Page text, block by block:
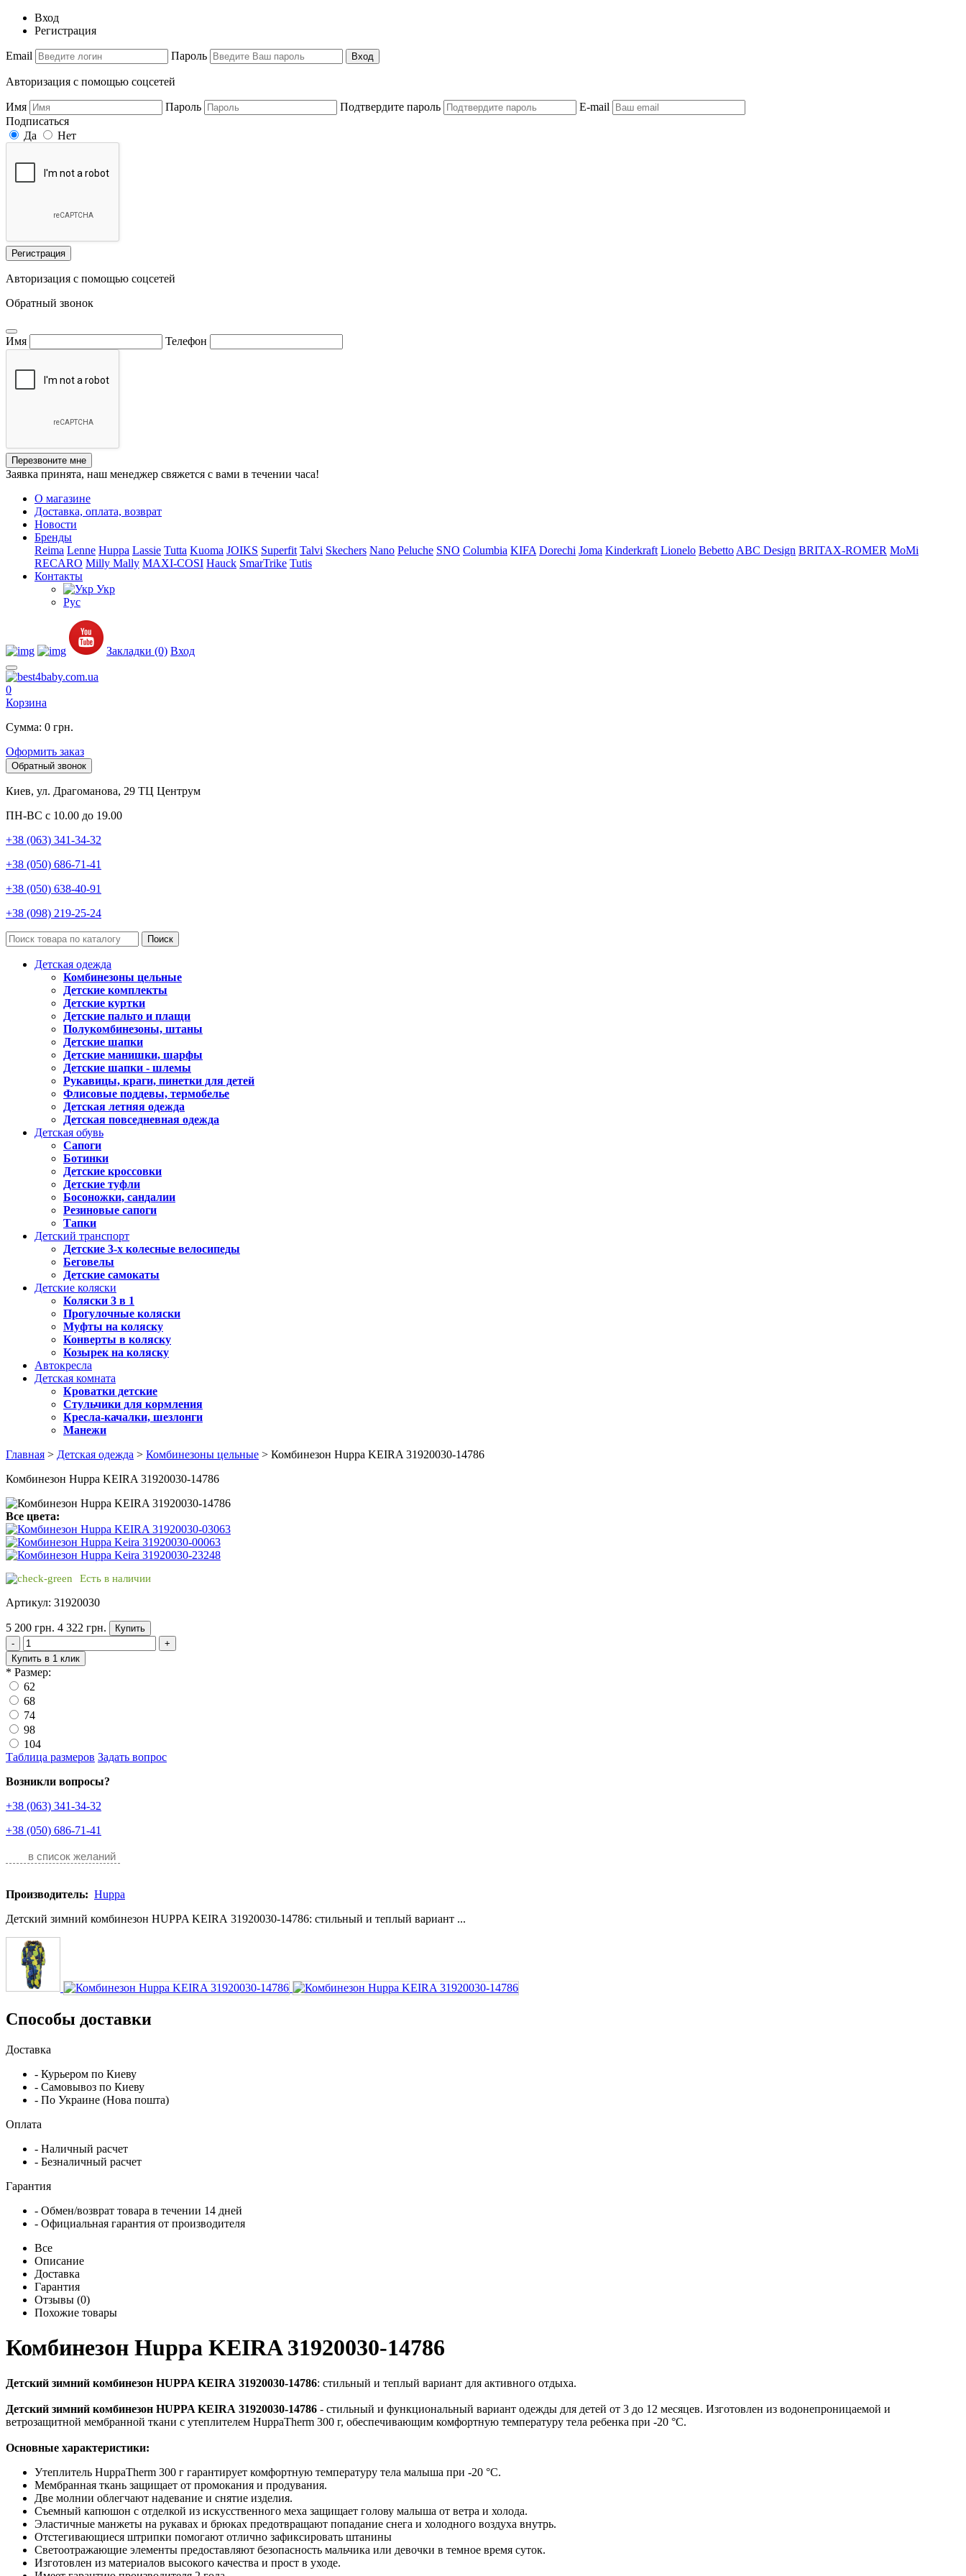
Вход
Регистрация
Email Пароль Вход
Авторизация с помощью соцсетей
Имя Пароль Подтвердите пароль
E-mail
Подписаться
Да
Нет
Регистрация
Авторизация с помощью соцсетей
Обратный звонок
Имя Телефон
Перезвоните мне
Заявка принята, наш менеджер свяжется с вами в течении часа!
О магазине
Доставка, оплата, возврат
Новости
Бренды
Reima Lenne Huppa Lassie Tutta Kuoma JOIKS Superfit Talvi Skechers Nano Peluche SNO Columbia KIFA Dorechi Joma Kinderkraft Lionelo Bebetto ABC Design BRITAX-ROMER MoMi
RECARO Milly Mally MAXI-COSI Hauck SmarTrike Tutis
Контакты
Укр
Рус
Закладки (0) Вход
0
Корзина
Сумма: 0 грн.
Оформить заказ
Обратный звонок
Киев, ул. Драгоманова, 29 ТЦ Центрум
ПН-ВС с 10.00 до 19.00
+38 (063) 341-34-32
+38 (050) 686-71-41
+38 (050) 638-40-91
+38 (098) 219-25-24
Поиск
Детская одежда
Комбинезоны цельные
Детские комплекты
Детские куртки
Детские пальто и плащи
Полукомбинезоны, штаны
Детские шапки
Детские манишки, шарфы
Детские шапки - шлемы
Рукавицы, краги, пинетки для детей
Флисовые поддевы, термобелье
Детская летняя одежда
Детская повседневная одежда
Детская обувь
Сапоги
Ботинки
Детские кроссовки
Детские туфли
Босоножки, сандалии
Резиновые сапоги
Тапки
Детский транспорт
Детские 3-х колесные велосипеды
Беговелы
Детские самокаты
Детские коляски
Коляски 3 в 1
Прогулочные коляски
Муфты на коляску
Конверты в коляску
Козырек на коляску
Автокресла
Детская комната
Кроватки детские
Стульчики для кормления
Кресла-качалки, шезлонги
Манежи
Главная > Детская одежда > Комбинезоны цельные > Комбинезон Huppa KEIRA 31920030-14786
Комбинезон Huppa KEIRA 31920030-14786
Все цвета:
Есть в наличии
Артикул: 31920030
5 200 грн. 4 322 грн.
Купить
-
+
Купить в 1 клик
* Размер:
62
68
74
98
104
Таблица размеров Задать вопрос
Возникли вопросы?
+38 (063) 341-34-32
+38 (050) 686-71-41
в список желаний
Производитель: Huppa
Детский зимний комбинезон HUPPA KEIRA 31920030-14786: стильный и теплый вариант ...
Способы доставки
Доставка
- Курьером по Киеву
- Самовывоз по Киеву
- По Украине (Нова пошта)
Оплата
- Наличный расчет
- Безналичный расчет
Гарантия
- Обмен/возврат товара в течении 14 дней
- Официальная гарантия от производителя
Все
Описание
Доставка
Гарантия
Отзывы (0)
Похожие товары
Комбинезон Huppa KEIRA 31920030-14786
Детский зимний комбинезон HUPPA KEIRA 31920030-14786: стильный и теплый вариант для активного отдыха.
Детский зимний комбинезон HUPPA KEIRA 31920030-14786 - стильный и функциональный вариант одежды для детей от 3 до 12 месяцев. Изготовлен из водонепроницаемой и
ветрозащитной мембранной ткани с утеплителем HuppaTherm 300 г, обеспечивающим комфортную температуру тела ребенка при -20 °C.
Основные характеристики:
Утеплитель HuppaTherm 300 г гарантирует комфортную температуру тела малыша при -20 °C.
Мембранная ткань защищает от промокания и продувания.
Две молнии облегчают надевание и снятие изделия.
Съемный капюшон с отделкой из искусственного меха защищает голову малыша от ветра и холода.
Эластичные манжеты на рукавах и брюках предотвращают попадание снега и холодного воздуха внутрь.
Отстегивающиеся штрипки помогают отлично зафиксировать штанины
Светоотражающие элементы предоставляют безопасность мальчика или девочки в темное время суток.
Изготовлен из материалов высокого качества и прост в уходе.